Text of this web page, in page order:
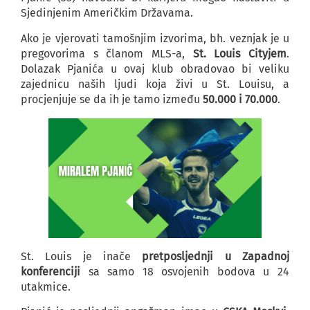
Sjedinjenim Američkim Državama.
Ako je vjerovati tamošnjim izvorima, bh. veznjak je u
pregovorima s članom MLS-a, St. Louis Cityjem.
Dolazak Pjanića u ovaj klub obradovao bi veliku
zajednicu naših ljudi koja živi u St. Louisu, a
procjenjuje se da ih je tamo između 50.000 i 70.000.
St. Louis je inače pretposljednji u Zapadnoj
konferenciji sa samo 18 osvojenih bodova u 24
utakmice.